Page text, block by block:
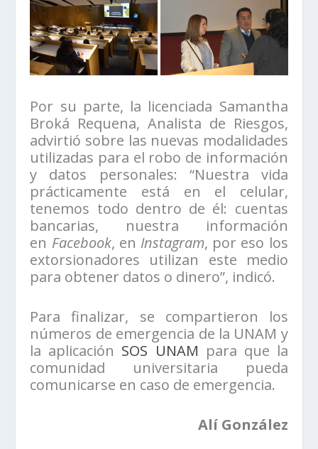
Por su parte, la licenciada Samantha
Broká Requena, Analista de Riesgos,
advirtió sobre las nuevas modalidades
utilizadas para el robo de información
y datos personales: “Nuestra vida
prácticamente está en el celular,
tenemos todo dentro de él: cuentas
bancarias, nuestra información
en Facebook, en Instagram, por eso los
extorsionadores utilizan este medio
para obtener datos o dinero”, indicó.
Para finalizar, se compartieron los
números de emergencia de la UNAM y
la aplicación SOS UNAM para que la
comunidad universitaria pueda
comunicarse en caso de emergencia.
Alí González